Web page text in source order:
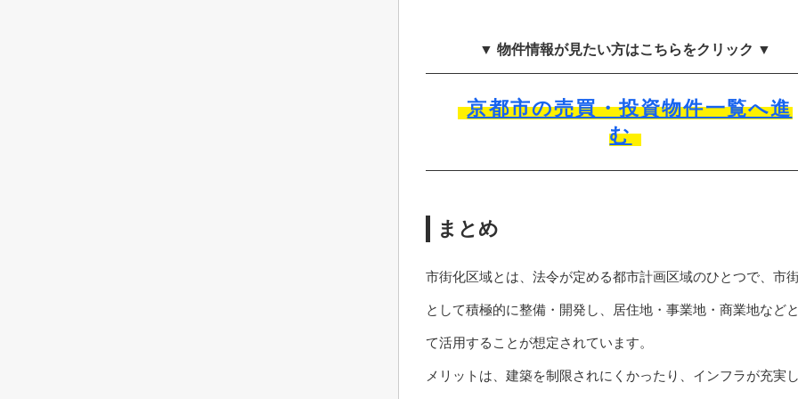
▼ 物件情報が見たい方はこちらをクリック ▼
京都市の売買・投資物件一覧へ進
む
まとめ
市街化区域とは、法令が定める都市計画区域のひとつで、市
として積極的に整備・開発し、居住地・事業地・商業地など
て活用することが想定されています。
メリットは、建築を制限されにくかったり、インフラが充実